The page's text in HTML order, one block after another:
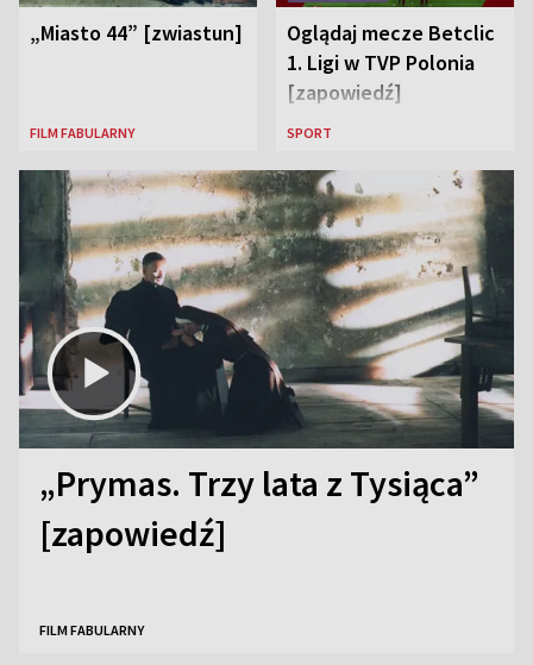
„Miasto 44” [zwiastun]
FILM FABULARNY
Oglądaj mecze Betclic
1. Ligi w TVP Polonia
[zapowiedź]
SPORT
„Prymas. Trzy lata z Tysiąca”
[zapowiedź]
FILM FABULARNY